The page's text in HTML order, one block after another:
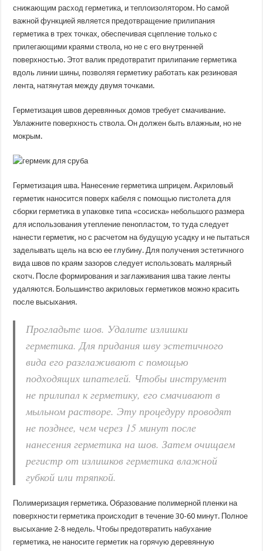
снижающим расход герметика, и теплоизолятором. Но самой
важной функцией является предотвращение прилипания
герметика в трех точках, обеспечивая сцепление только с
прилегающими краями ствола, но не с его внутренней
поверхностью. Этот валик предотвратит прилипание герметика
вдоль линии шины, позволяя герметику работать как резиновая
лента, натянутая между двумя точками.
Герметизация швов деревянных домов требует смачивание.
Увлажните поверхность ствола. Он должен быть влажным, но не
мокрым.
Герметизация шва. Нанесение герметика шприцем. Акриловый
герметик наносится поверх кабеля с помощью пистолета для
сборки герметика в упаковке типа «сосиска» небольшого размера
для использования утепление пенопластом, то туда следует
нанести герметик, но с расчетом на будущую усадку и не пытаться
заделывать щель на всю ее глубину. Для получения эстетичного
вида швов по краям зазоров следует использовать малярный
скотч. После формирования и заглаживания шва такие ленты
удаляются. Большинство акриловых герметиков можно красить
после высыхания.
Прогладьте шов. Удалите излишки
герметика. Для придания шву эстетичного
вида его разглаживают с помощью
подходящих шпателей. Чтобы инструмент
не прилипал к герметику, его смачивают в
мыльном растворе. Эту процедуру проводят
не позднее, чем через 15 минут после
нанесения герметика на шов. Затем очищаем
регистр от излишков герметика влажной
губкой или тряпкой.
Полимеризация герметика. Образование полимерной пленки на
поверхности герметика происходит в течение 30-60 минут. Полное
высыхание 2-8 недель. Чтобы предотвратить набухание
герметика, не наносите герметик на горячую деревянную